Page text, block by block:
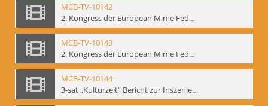
MCB-TV-10142
2. Kongress der European Mime Federation: „Rekonstruktion/Innovation“, Berlin Mai 1993 - Interne Signatur: BM-vid-59
MCB-TV-10143
2. Kongress der European Mime Federation: „Rekonstruktion/Innovation“, Berlin Mai 1993. Dokumentation der Konferenzaktivitäten - Interne Signatur: BM-vid-70
MCB-TV-10144
3-sat „Kulturzeit“ Bericht zur Inszenierung „Mann ist Mann“ von Thomas Ostermeier und Gennadij Bogdanow - Interne Signatur: BM-vid-80